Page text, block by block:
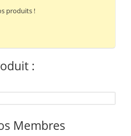
produits !
:
Membres